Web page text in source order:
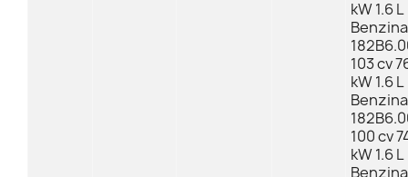
kW 1.6 L
Benzina
103 cv
kW 1.6 L
Benzina
100 cv
kW 1.6 L
Benzina